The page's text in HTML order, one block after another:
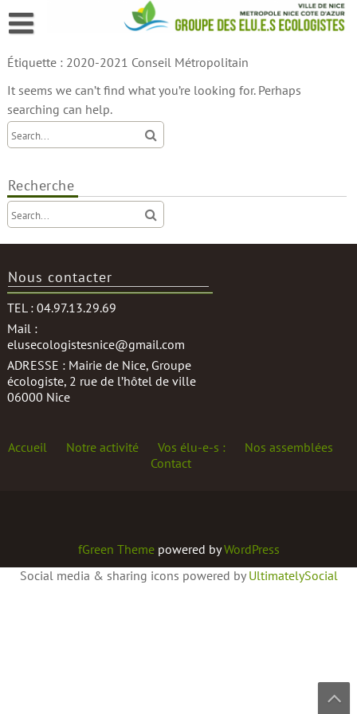
to
content
Étiquette : 2020-2021 Conseil Métropolitain
It seems we can’t find what you’re looking for. Perhaps
searching can help.
Recherche
Nous contacter
TEL : 04.97.13.29.69
Mail :
elusecologistesnice@gmail.com
ADRESSE : Mairie de Nice, Groupe
écologiste, 2 rue de l’hôtel de ville
06000 Nice
Accueil Notre activité Vos élu-e-s :
Nos assemblées
Contact
fGreen Themepowered byWordPress
Social media & sharing icons powered by UltimatelySocial